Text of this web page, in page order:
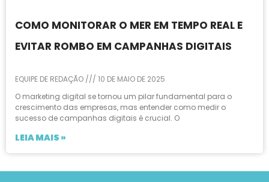
COMO MONITORAR O MER EM TEMPO REAL E
EVITAR ROMBO EM CAMPANHAS DIGITAIS
EQUIPE DE REDAÇÃO
10 DE MAIO DE 2025
O marketing digital se tornou um pilar fundamental para o
crescimento das empresas, mas entender como medir o
sucesso de campanhas digitais é crucial. O
LEIA MAIS »